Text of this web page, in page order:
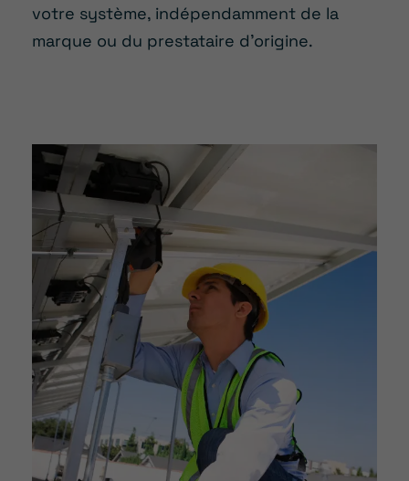
votre système, indépendamment de la
marque ou du prestataire d’origine.